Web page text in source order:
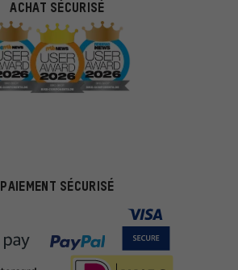
ACHAT SÉCURISÉ
PAIEMENT SÉCURISÉ